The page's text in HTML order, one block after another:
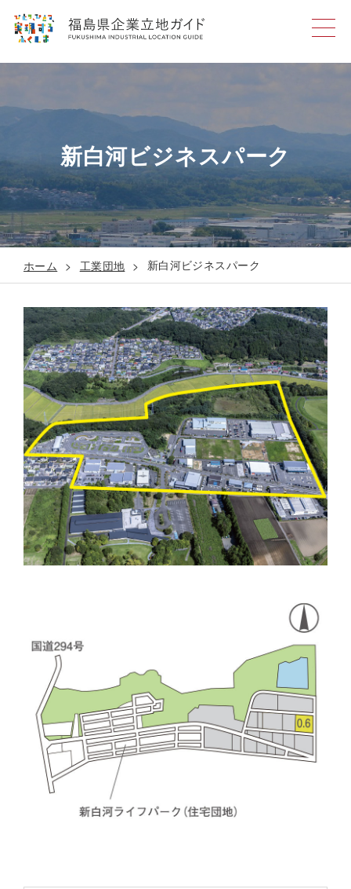
福島県魏業立地ガイド
新白河ビジネスパーク
ホーム 工業団地 新白河ビジネスパーク